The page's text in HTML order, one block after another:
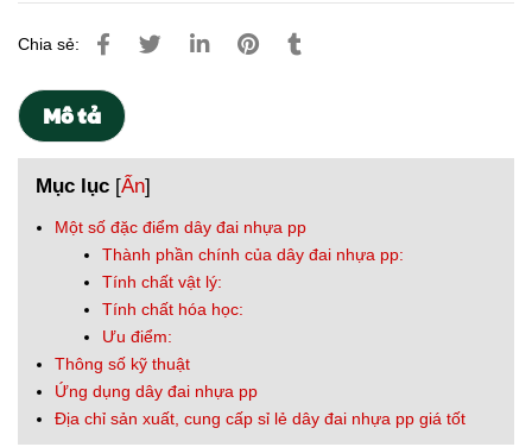
Chia sẻ:
Mô tả
Mục lục [Ẩn]
Một số đặc điểm dây đai nhựa pp
Thành phần chính của dây đai nhựa pp:
Tính chất vật lý:
Tính chất hóa học:
Ưu điểm:
Thông số kỹ thuật
Ứng dụng dây đai nhựa pp
Địa chỉ sản xuất, cung cấp sỉ lẻ dây đai nhựa pp giá tốt